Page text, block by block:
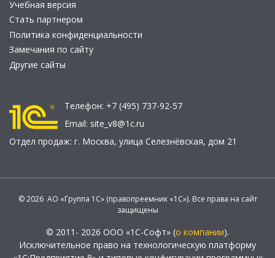
Учебная версия
Стать партнером
Политика конфиденциальности
Замечания по сайту
Другие сайты
Телефон: +7 (495) 737-92-57
Email: site_v8@1c.ru
Отдел продаж: г. Москва, улица Селезнёвская, дом 21
© 2026 АО «Группа 1С» (правопреемник «1С»). Все права на сайт
защищены
© 2011- 2026 ООО «1С-Софт» (о компании).
Исключительное право на технологическую платформу